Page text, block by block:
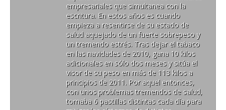
empresariales que simultanea con la
escritura. En estos años es cuando
empieza a resentirse de su estado de
salud aquejado de un fuerte sobrepeso y
un tremendo estrés. Tras dejar el tabaco
en las navidades de 2010, gana 10 kilos
adicionales en sólo dos meses y sitúa el
visor de su peso en más de 113 kilos a
principios de 2011. Por aquel entonces,
con unos problemas tremendos de salud,
tomaba 6 pastillas distintas cada día para